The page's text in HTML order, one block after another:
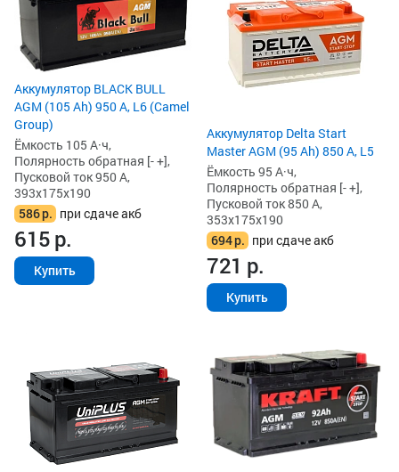
Аккумулятор BLACK BULL
AGM (105 Ah) 950 А, L6 (Camel
Group)
Ёмкость 105 А·ч,
Полярность обратная [- +],
Пусковой ток 950 А,
393x175x190
586р. при сдаче акб
615р.
Купить
Аккумулятор Delta Start
Master AGM (95 Ah) 850 А, L5
Ёмкость 95 А·ч,
Полярность обратная [- +],
Пусковой ток 850 А,
353x175x190
694р. при сдаче акб
721 р.
Купить